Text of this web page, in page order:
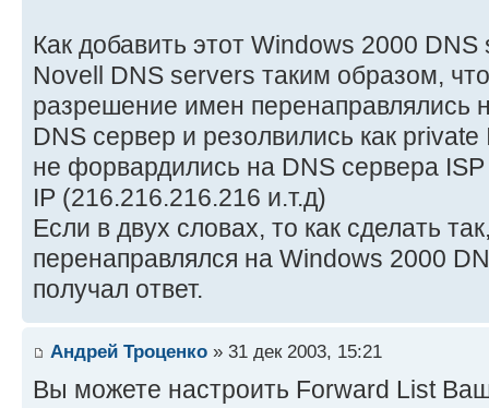
Как добавить этот Windows 2000
Novell DNS servers таким образом,
разрешение имен перенаправлялись
DNS сервер и резолвились как
не форвардились на DNS сервера
IP (216.216.216.216 и.т.д)
Если в двух словах, то как сделать
перенаправлялся на Windows 2000
получал ответ.
Андрей Троценко » 31 дек 2003, 15:21
Вы можете настроить Forward List